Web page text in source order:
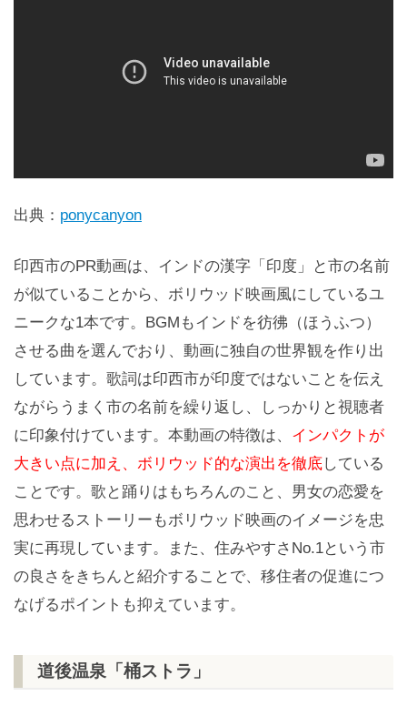
出典： ponycanyon
印西市のPR動画は、インドの漢字「印度」と市の名前
が似ていることから、ボリウッド映画風にしているユ
ニークな1本です。BGMもインドを彷彿（ほうふつ）
させる曲を選んでおり、動画に独自の世界観を作り出
しています。歌詞は印西市が印度ではないことを伝え
ながらうまく市の名前を繰り返し、しっかりと視聴者
に印象付けています。本動画の特徴は、 インパクトが
大きい点に加え、ボリウッド的な演出を徹底している
ことです。歌と踊りはもちろんのこと、男女の恋愛を
思わせるストーリーもボリウッド映画のイメージを忠
実に再現しています。また、住みやすさNo.1という市
の良さをきちんと紹介することで、移住者の促進につ
なげるポイントも抑えています。
道後温泉「桶ストラ」